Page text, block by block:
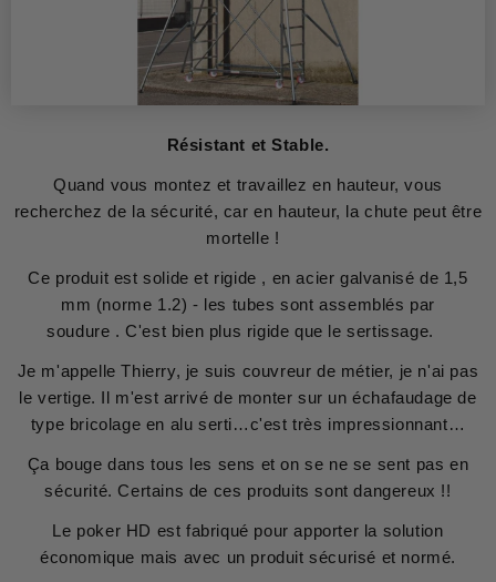
Résistant et Stable.
Quand vous montez et travaillez en hauteur, vous
recherchez de la sécurité, car en hauteur, la chute peut être
mortelle !
Ce produit est solide et rigide , en acier galvanisé de 1,5
mm (norme 1.2) - les tubes sont assemblés par
soudure . C'est bien plus rigide que le sertissage.
Je m'appelle Thierry, je suis couvreur de métier, je n'ai pas
le vertige. Il m'est arrivé de monter sur un échafaudage de
type bricolage en alu serti…c'est très impressionnant…
Ça bouge dans tous les sens et on se ne se sent pas en
sécurité. Certains de ces produits sont dangereux !!
Le poker HD est fabriqué pour apporter la solution
économique mais avec un produit sécurisé et normé.